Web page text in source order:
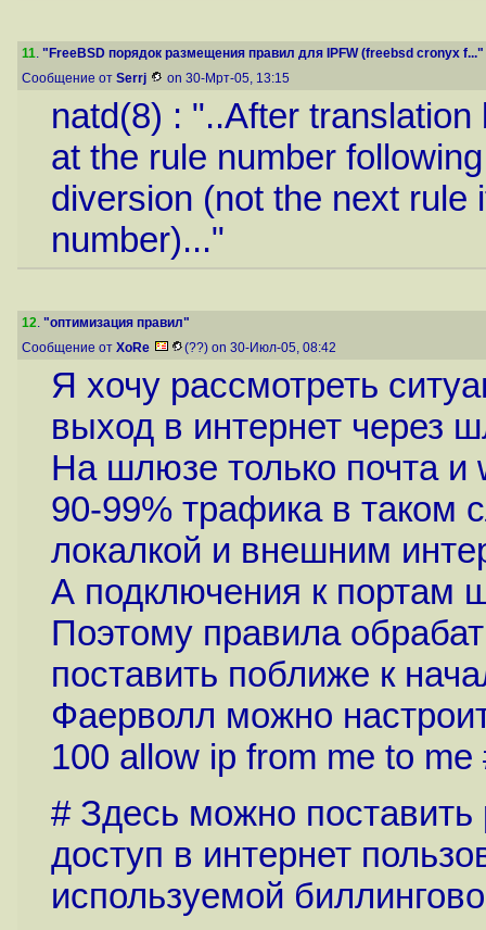
11. "FreeBSD порядок размещения правил для IPFW (freebsd cronyx f..."
Сообщение от Serrj on 30-Мрт-05, 13:15
natd(8) : "..After
at the rule number
diversion (not the next rule
number)..."
12. "оптимизация правил"
Сообщение от XoRe (??) on 30-Июл-05, 08:42
Я хочу рассмотреть
выход в интернет через
На шлюзе только почта и
90-99% трафика в таком
локалкой и внешним
А подключения к портам
Поэтому правила
поставить поближе к
Фаерволл можно
100 allow ip from me to me
# Здесь можно
доступ в интернет
используемой